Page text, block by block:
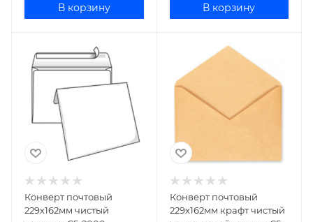
В корзину В корзину
Конверт почтовый
229х162мм чистый
Конверт почтовый
229х162мм крафт чистый